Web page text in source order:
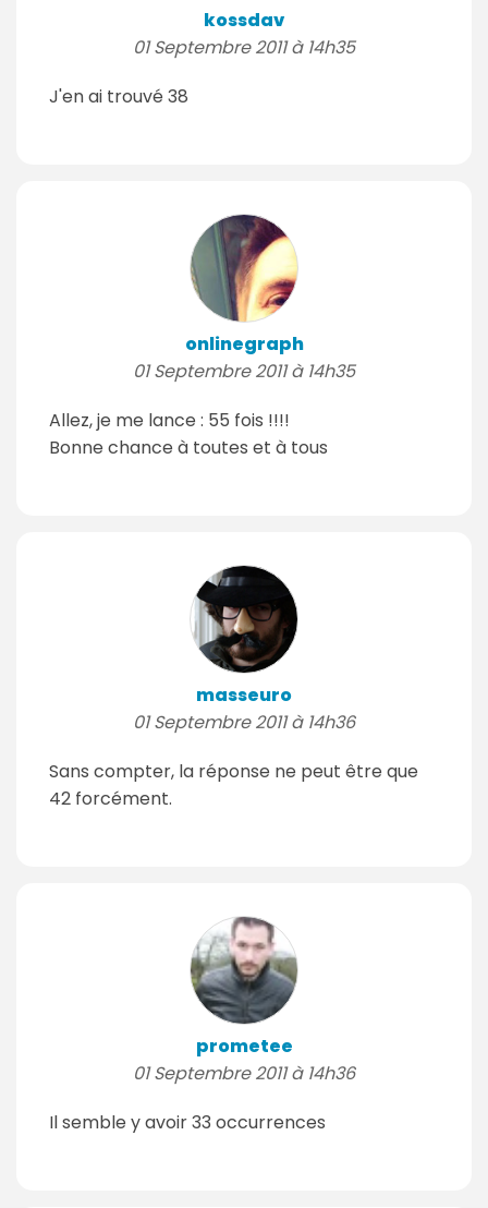
kossdav
01 Septembre 2011 à 14h35
J'en ai trouvé 38
onlinegraph
01 Septembre 2011 à 14h35
Allez, je me lance : 55 fois !!!!
Bonne chance à toutes et à tous
masseuro
01 Septembre 2011 à 14h36
Sans compter, la réponse ne peut être que
42 forcément.
prometee
01 Septembre 2011 à 14h36
Il semble y avoir 33 occurrences